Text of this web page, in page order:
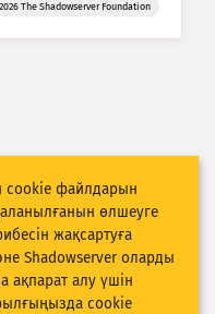
The Shadowserver Foundation
cookie файлдарын
өлшеуге
жақсартуға
Shadowserver оларды
ақпарат алу үшін
cookie